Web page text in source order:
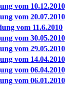
vom 10.12.2010
vom 20.07.2010
vom 11.6.2010
vom 30.05.2010
vom 29.05.2010
vom 14.04.2010
vom 06.04.2010
vom 06.01.2010